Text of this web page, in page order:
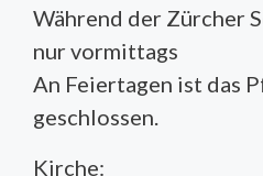
Während der Zürcher
nur vormittags
An Feiertagen ist das
geschlossen.
Kirche: